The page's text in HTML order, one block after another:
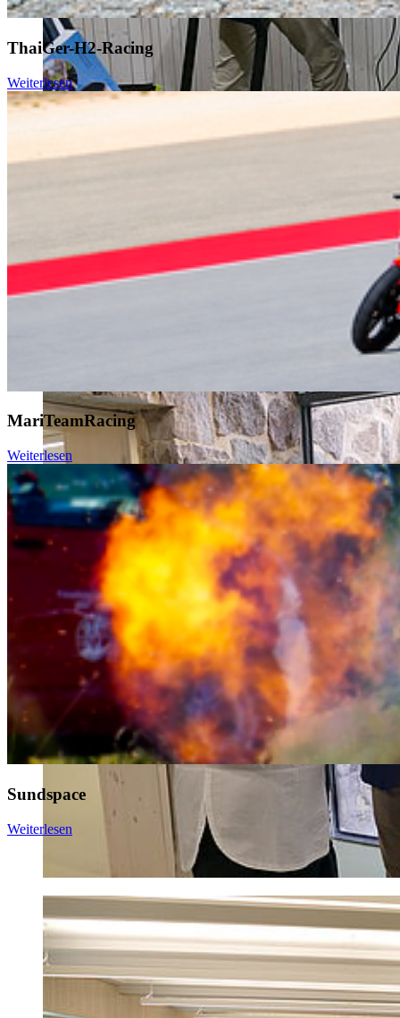
ThaiGer-H2-Racing
Weiterlesen
MariTeamRacing
Weiterlesen
Sundspace
Weiterlesen